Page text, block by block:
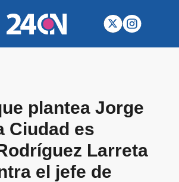
plantea Jorge
Ciudad es
Larreta
el jefe de